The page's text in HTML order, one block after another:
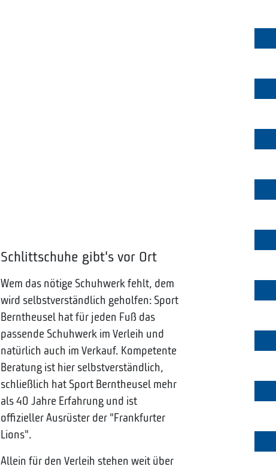
Schlittschuhe gibt's vor Ort
Wem das nötige Schuhwerk fehlt, dem
wird selbstverständlich geholfen: Sport
Berntheusel hat für jeden Fuß das
passende Schuhwerk im Verleih und
natürlich auch im Verkauf. Kompetente
Beratung ist hier selbstverständlich,
schließlich hat Sport Berntheusel mehr
als 40 Jahre Erfahrung und ist
offizieller Ausrüster der "Frankfurter
Lions".
Allein für den Verleih stehen weit über